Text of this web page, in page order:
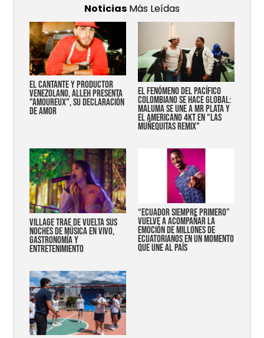
Noticias Más Leídas
EL CANTANTE Y PRODUCTOR
VENEZOLANO, ALLEH PRESENTA
"AMOUREUX", SU DECLARACIÓN
DE AMOR
EL FENÓMENO DEL PACÍFICO
COLOMBIANO SE HACE GLOBAL:
MALUMA SE UNE A MR PLATA Y
EL AMERICANO 4KT EN "LAS
MUÑEQUITAS REMIX"
Village trae de vuelta sus
noches de música en vivo,
gastronomía y
entretenimiento
“Ecuador siempre primero”
vuelve a acompañar la
emoción de millones de
ecuatorianos en un momento
que une al país